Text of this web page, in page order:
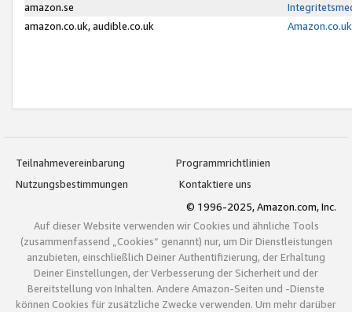
amazon.se
amazon.co.uk, audible.co.uk
Teilnahmevereinbarung
Programmrichtlinien
Nutzungsbestimmungen
Kontaktiere uns
© 1996-2025, Amazon.com, Inc.
Auf dieser Website verwenden wir Cookies und ähnliche Tools
(zusammenfassend „Cookies“ genannt) nur, um Dir Dienstleistungen
anzubieten, einschließlich Deiner Authentifizierung, der Erhaltung
Deiner Einstellungen, der Verbesserung der Sicherheit und der
Bereitstellung von Inhalten. Andere Amazon-Seiten und -Dienste
können Cookies für zusätzliche Zwecke verwenden. Um mehr darüber